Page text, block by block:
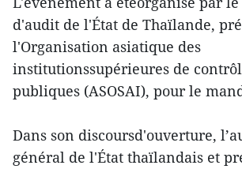
d'audit de l'État de Thaïlande,
l'Organisation asiatique des
institutionssupérieures de
publiques (ASOSAI), pour le
Dans son discoursd'ouverture,
général de l'État thaïlandais et